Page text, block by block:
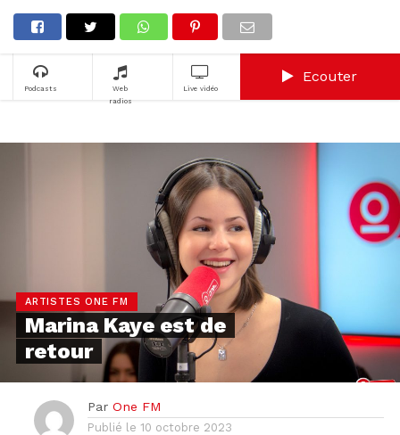
Podcasts
Web
radios
Live vidéo
Ecouter
ARTISTES ONE FM
Marina Kaye est de
retour
Par One FM
Publié le 10 octobre 2023